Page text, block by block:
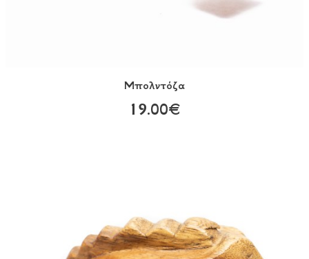
Μπολντόζα
19.00€